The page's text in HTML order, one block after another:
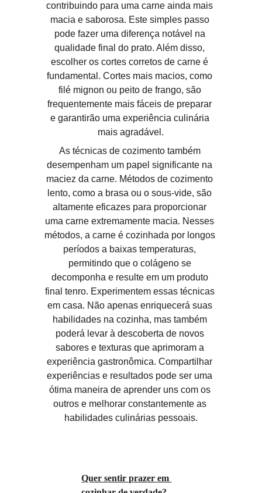
contribuindo para uma carne ainda mais
macia e saborosa. Este simples passo
pode fazer uma diferença notável na
qualidade final do prato. Além disso,
escolher os cortes corretos de carne é
fundamental. Cortes mais macios, como
filé mignon ou peito de frango, são
frequentemente mais fáceis de preparar
e garantirão uma experiência culinária
mais agradável.
As técnicas de cozimento também
desempenham um papel significante na
maciez da carne. Métodos de cozimento
lento, como a brasa ou o sous-vide, são
altamente eficazes para proporcionar
uma carne extremamente macia. Nesses
métodos, a carne é cozinhada por longos
períodos a baixas temperaturas,
permitindo que o colágeno se
decomponha e resulte em um produto
final tenro. Experimentem essas técnicas
em casa. Não apenas enriquecerá suas
habilidades na cozinha, mas também
poderá levar à descoberta de novos
sabores e texturas que aprimoram a
experiência gastronômica. Compartilhar
experiências e resultados pode ser uma
ótima maneira de aprender uns com os
outros e melhorar constantemente as
habilidades culinárias pessoais.
Quer sentir prazer em